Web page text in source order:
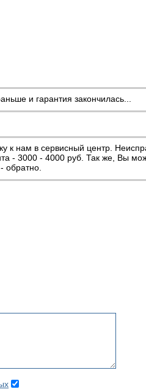
и гарантия закончилась...
к нам в сервисный центр.
- 3000 - 4000 руб. Так же, Вы
обратно.